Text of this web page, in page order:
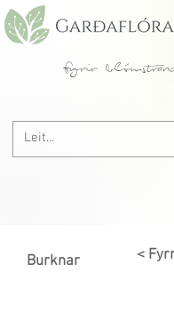
fyrir
Burknar <